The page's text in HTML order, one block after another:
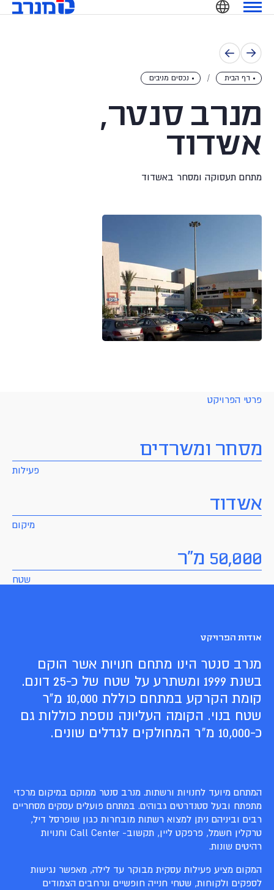
שִׂים
מַעֲרֶכֶת
בִּקְלִיק
לִנְגִישׁוּת
Skip
מנרב
דף הבית נכסים מניבים
מנרב סנטר,
אשדוד
מתחם תעסוקה ומסחר באשדוד
פרטי הפרויקט
מסחר ומשרדים
פעילות
אשדוד
מיקום
50,000 מ"ר
שטח
אודות הפרויקט
מנרב סנטר הינו מתחם חנויות אשר הוקם
בשנת 1999 ומשתרע על שטח של כ-25 דונם.
קומת הקרקע במתחם כוללת 10,000 מ"ר
שטח בנוי. הקומה העליונה נוספת כוללות גם
כ-10,000 מ"ר המחולקים לגדלים שונים.
המתחם מיועד לחנויות ורשתות. מנרב סנטר ממוקם במיקום מרכזי
מתפתח ובעל סטנדרטים גבוהים. במתחם פועלים עסקים מסחריים
רבים וביניהם ניתן למצוא רשתות מובחרות כגון שופרסל דיל,
טרקלין חשמל, פרפקט ליין, תקשוב- Call Center וחנויות
רהיטים שונות.
המקום מציע פעילות עסקית מבוקר עד לילה, מאפשר נגישות
לספקים ולקוחות, שטחי חנייה חופשיים ונרחבים הצמודים